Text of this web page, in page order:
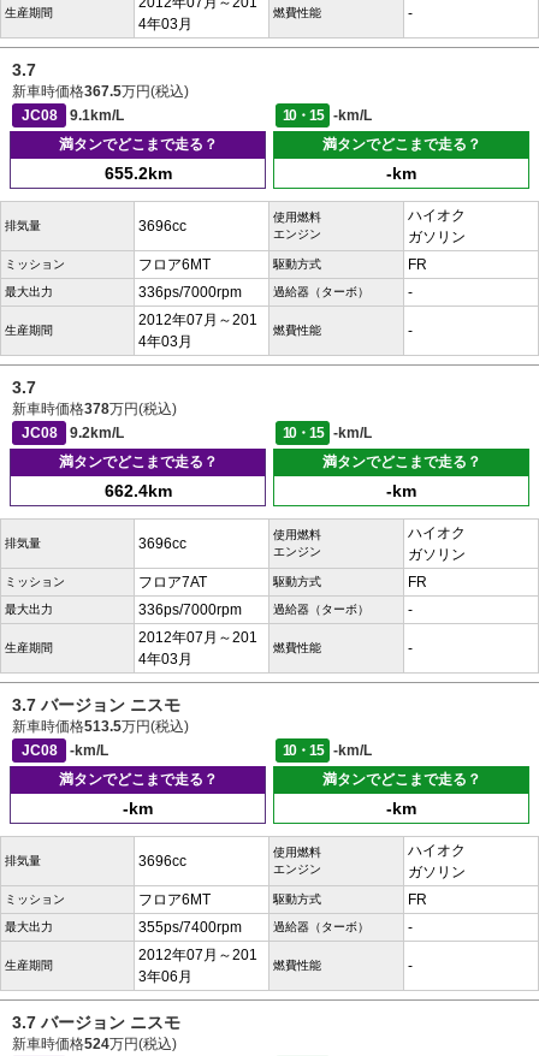
生産期間
4年03月
燃費性能 -
3.7
新車時価格367.5万円(税込)
JC08
9.1km/L 10・15
-km/L
満タンでどこまで走る？
655.2km
満タンでどこまで走る？
-km
排気量 3696cc
使用燃料
エンジン
ハイオク
ガソリン
ミッション フロア6MT 駆動方式 FR
最大出力 336ps/7000rpm 過給器（ターボ） -
生産期間
2012年07月～201
4年03月
燃費性能 -
3.7
新車時価格378万円(税込)
JC08
9.2km/L 10・15
-km/L
満タンでどこまで走る？
662.4km
満タンでどこまで走る？
-km
排気量 3696cc
使用燃料
エンジン
ハイオク
ガソリン
ミッション フロア7AT 駆動方式 FR
最大出力 336ps/7000rpm 過給器（ターボ） -
生産期間
2012年07月～201
4年03月
燃費性能 -
3.7 バージョン ニスモ
新車時価格513.5万円(税込)
JC08
-km/L 10・15
-km/L
満タンでどこまで走る？
-km
満タンでどこまで走る？
-km
排気量 3696cc
使用燃料
エンジン
ハイオク
ガソリン
ミッション フロア6MT 駆動方式 FR
最大出力 355ps/7400rpm 過給器（ターボ） -
生産期間
2012年07月～201
3年06月
燃費性能 -
3.7 バージョン ニスモ
新車時価格524万円(税込)